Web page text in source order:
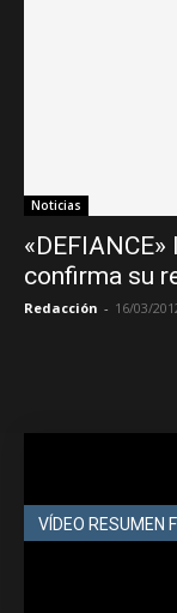
Noticias
confirma su
Redacción - 16/03/
VÍDEO RESUMEN